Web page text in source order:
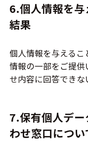
6.個人情報を
結果
個人情報を与えるこ
情報の一部をご提
せ内容に回答できな
7.保有個人デ
わせ窓口につい